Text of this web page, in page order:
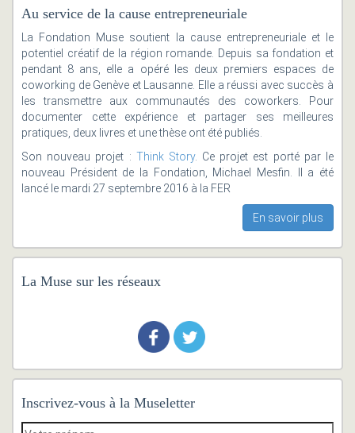
Au service de la cause entrepreneuriale
La Fondation Muse soutient la cause entrepreneuriale et le
potentiel créatif de la région romande. Depuis sa fondation et
pendant 8 ans, elle a opéré les deux premiers espaces de
coworking de Genève et Lausanne. Elle a réussi avec succès à
les transmettre aux communautés des coworkers. Pour
documenter cette expérience et partager ses meilleures
pratiques, deux livres et une thèse ont été publiés.
Son nouveau projet : Think Story. Ce projet est porté par le
nouveau Président de la Fondation, Michael Mesfin. Il a été
lancé le mardi 27 septembre 2016 à la FER
En savoir plus
La Muse sur les réseaux
Inscrivez-vous à la Museletter